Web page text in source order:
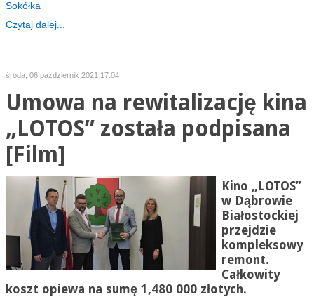
Sokółka
Czytaj dalej...
środa, 06 październik 2021 17:04
Umowa na rewitalizację kina
„LOTOS” została podpisana
[Film]
Kino „LOTOS”
w Dąbrowie
Białostockiej
przejdzie
kompleksowy
remont.
Całkowity
koszt opiewa na sumę 1,480 000 złotych.